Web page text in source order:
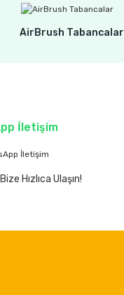
AirBrush Tabancalar
İletişim
Hızlıca Ulaşın!